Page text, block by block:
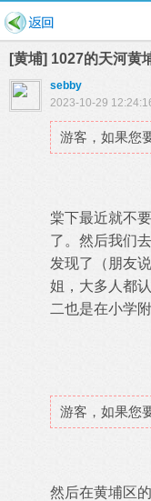
[黄埔] 1027的天河黄
sebby
2023-10-29
游客，如果您
棠下最近就不
了。然后我们
发现了（朋友
姐，大多人都
二也是在小学
游客，如果您
然后在黄埔区